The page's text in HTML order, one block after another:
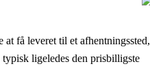
få leveret til et afhentningssted,
ligeledes den prisbilligste